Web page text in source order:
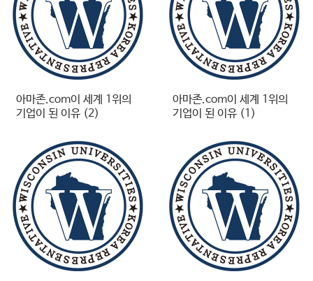
아마존.com이 세계 1위의
기업이 된 이유 (2)
아마존.com이 세계 1위의
기업이 된 이유 (1)